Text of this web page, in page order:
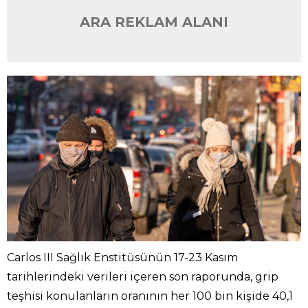
ARA REKLAM ALANI
Carlos III Sağlık Enstitüsünün 17-23 Kasım
tarihlerindeki verileri içeren son raporunda, grip
teşhisi konulanların oranının her 100 bin kişide 40,1